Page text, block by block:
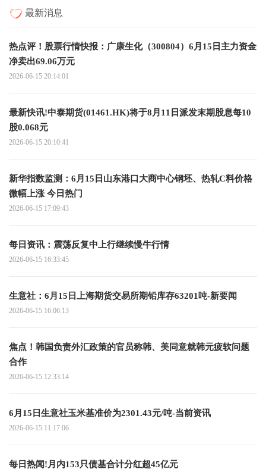
最新消息
热点评！股票行情快报：广康生化（300804）6月15日主力资金
净卖出69.06万元
2026-06-15 20:14:01
最新快讯!中泰期货(01461.HK)将于8月11日派发末期股息每10
股0.068元
2026-06-15 20:10:41
新华指数监测：6月15日山东港口大商中心钢坯、热轧C料价格
微幅上涨 今日热门
2026-06-15 17:09:43
每日资讯：震荡反复中上行继续慢牛行情
2026-06-15 16:33:45
生意社：6月15日上海期货交易所期铅库存63201吨-新要闻
2026-06-15 16:06:13
焦点！韩国负责外汇政策的官员称韩、美同意就韩元疲软问题
合作
2026-06-15 12:33:14
6月15日生意社玉米基准价为2301.43元/吨-当前资讯
2026-06-15 11:17:06
每日热闻!月内153只债基合计分红超45亿元